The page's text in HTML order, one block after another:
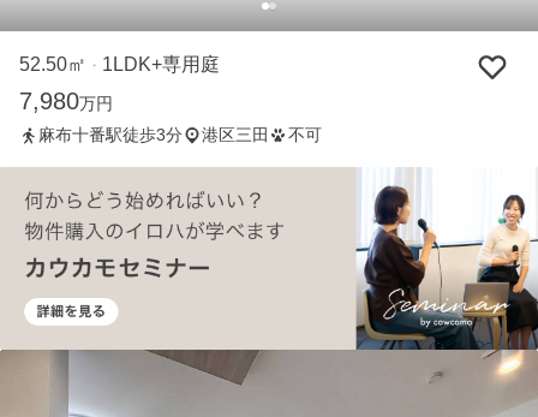
52.50㎡ ・ 1LDK+専用庭
7,980万円
麻布十番駅徒歩3分
港区三田 不可